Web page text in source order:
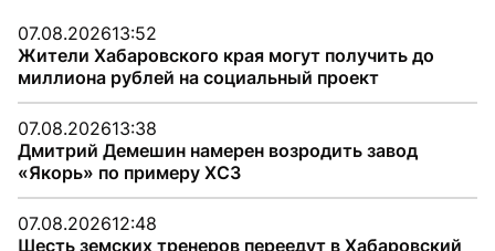
07.08.202613:52
Жители Хабаровского края могут получить до
миллиона рублей на социальный проект
07.08.202613:38
Дмитрий Демешин намерен возродить завод
«Якорь» по примеру ХСЗ
07.08.202612:48
Шесть земских тренеров переедут в Хабаровский